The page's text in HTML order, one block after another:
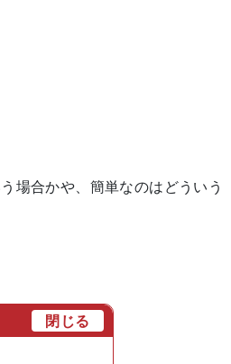
場合かや、簡単なのはどういう
閉じる